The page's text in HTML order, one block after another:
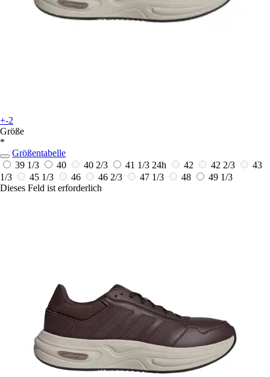
+-2
Größe
*
Größentabelle
39 1/3
40 40 2/3 41 1/3 24h 42 42 2/3
43
1/3
45 1/3 46 46 2/3 47 1/3 48
49 1/3
Dieses Feld ist erforderlich